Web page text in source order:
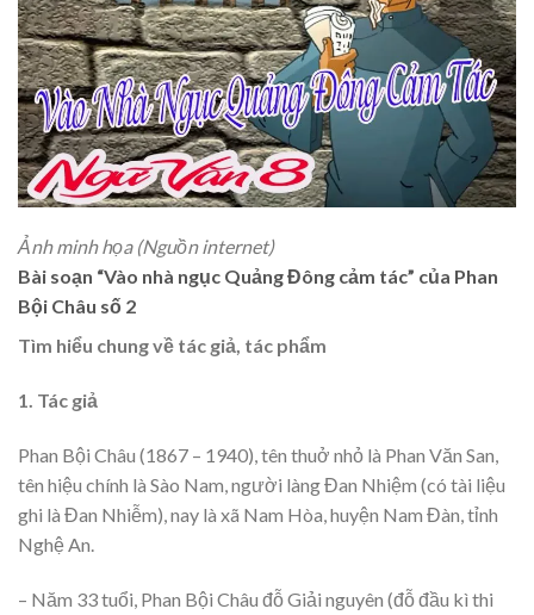
Ảnh minh họa (Nguồn internet)
Bài soạn “Vào nhà ngục Quảng Đông cảm tác” của Phan
Bội Châu số 2
Tìm hiểu chung về tác giả, tác phẩm
1. Tác giả
Phan Bội Châu (1867 – 1940), tên thuở nhỏ là Phan Văn San,
tên hiệu chính là Sào Nam, người làng Đan Nhiệm (có tài liệu
ghi là Đan Nhiễm), nay là xã Nam Hòa, huyện Nam Đàn, tỉnh
Nghệ An.
– Năm 33 tuổi, Phan Bội Châu đỗ Giải nguyên (đỗ đầu kì thi